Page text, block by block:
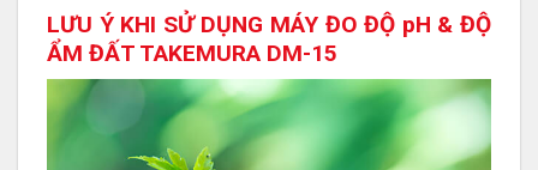
LƯU Ý KHI SỬ DỤNG MÁY ĐO ĐỘ pH & ĐỘ
ẨM ĐẤT TAKEMURA DM-15